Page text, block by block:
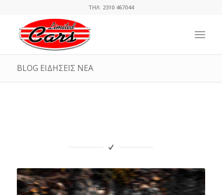
ΤΗΛ: 2310 467044
BLOG ΕΙΔΗΣΕΙΣ ΝΕΑ